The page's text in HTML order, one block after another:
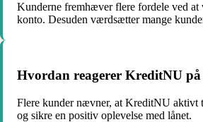
Kunderne fremhæver flere fordele ved at
konto. Desuden værdsætter mange
Hvordan reagerer KreditNU på
Flere kunder nævner, at KreditNU aktivt
og sikre en positiv oplevelse med lånet.